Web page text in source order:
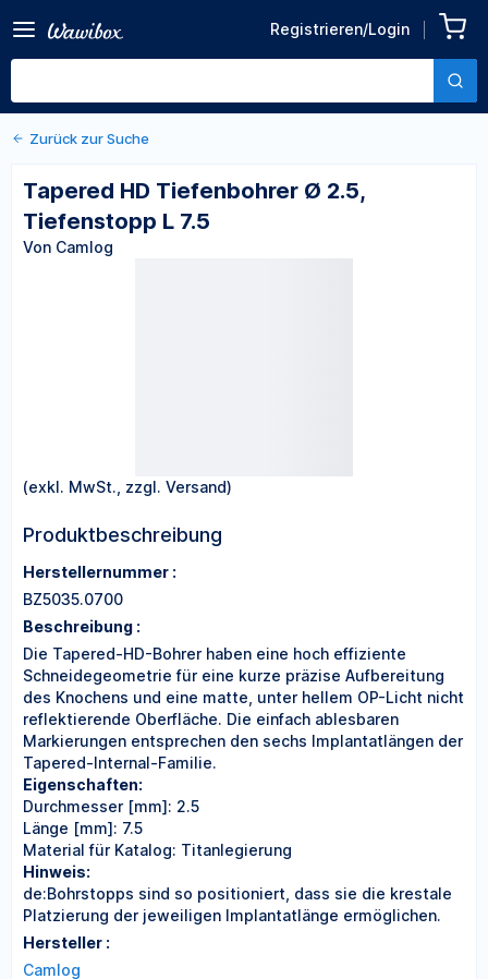
Registrieren/Login
2.5, Tiefenstopp L 7.5
Von Camlog
Zurück zu den Produktdetails
Zurück zur Suche
Tapered HD Tiefenbohrer Ø 2.5,
Tiefenstopp L 7.5
Von Camlog
(exkl. MwSt., zzgl. Versand)
Produktbeschreibung
Herstellernummer :
BZ5035.0700
Beschreibung :
Die Tapered-HD-Bohrer haben eine hoch effiziente
Schneidegeometrie für eine kurze präzise Aufbereitung
des Knochens und eine matte, unter hellem OP-Licht nicht
reflektierende Oberfläche. Die einfach ablesbaren
Markierungen entsprechen den sechs Implantatlängen der
Tapered-Internal-Familie.
Eigenschaften:
Durchmesser [mm]: 2.5
Länge [mm]: 7.5
Material für Katalog: Titanlegierung
Hinweis:
de:Bohrstopps sind so positioniert, dass sie die krestale
Platzierung der jeweiligen Implantatlänge ermöglichen.
Hersteller :
Camlog